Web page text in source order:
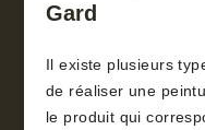
Gard
Il existe plusieurs
de réaliser une
le produit qui